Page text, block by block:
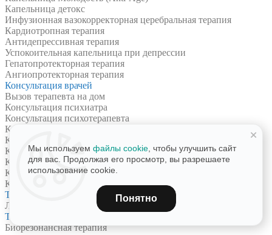
Капельница детокс
Инфузионная вазокорректорная церебральная терапия
Кардиотропная терапия
Антидепрессивная терапия
Успокоительная капельница при депрессии
Гепатопротекторная терапия
Ангиопротекторная терапия
Консультация врачей
Вызов терапевта на дом
Консультация психиатра
Консультация психотерапевта
Консультация терапевта
Консультация эндокринолога
Консультация гастроэнтеролога
Консультация остеопата
Консультация невролога
Консультация рефлексотерапевта
Табакокурение
Лечение никотиновой зависимости
Терапия
Биорезонансная терапия
Мы используем файлы cookie , чтобы улучшить сайт
для вас. Продолжая его просмотр, вы разрешаете
использование cookie.
Понятно
+